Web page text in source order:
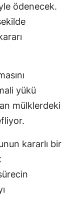
ödenecek.
yükü
mülklerdeki
kararlı bir